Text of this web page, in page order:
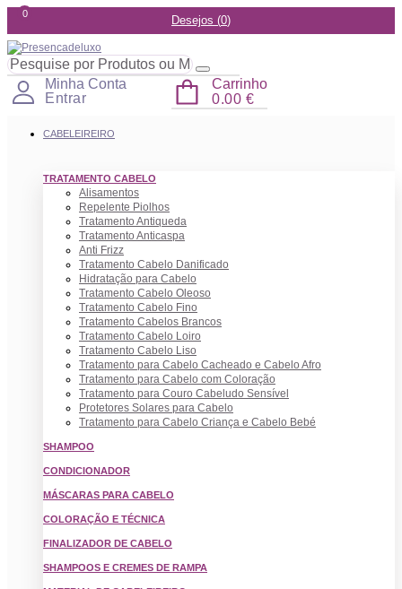
Desejos (0)
Minha Conta
Entrar
Carrinho
0
0.00 €
CABELEIREIRO
TRATAMENTO CABELO
Alisamentos
Repelente Piolhos
Tratamento Antiqueda
Tratamento Anticaspa
Anti Frizz
Tratamento Cabelo Danificado
Hidratação para Cabelo
Tratamento Cabelo Oleoso
Tratamento Cabelo Fino
Tratamento Cabelos Brancos
Tratamento Cabelo Loiro
Tratamento Cabelo Liso
Tratamento para Cabelo Cacheado e Cabelo Afro
Tratamento para Cabelo com Coloração
Tratamento para Couro Cabeludo Sensível
Protetores Solares para Cabelo
Tratamento para Cabelo Criança e Cabelo Bebé
SHAMPOO
CONDICIONADOR
MÁSCARAS PARA CABELO
COLORAÇÃO E TÉCNICA
FINALIZADOR DE CABELO
SHAMPOOS E CREMES DE RAMPA